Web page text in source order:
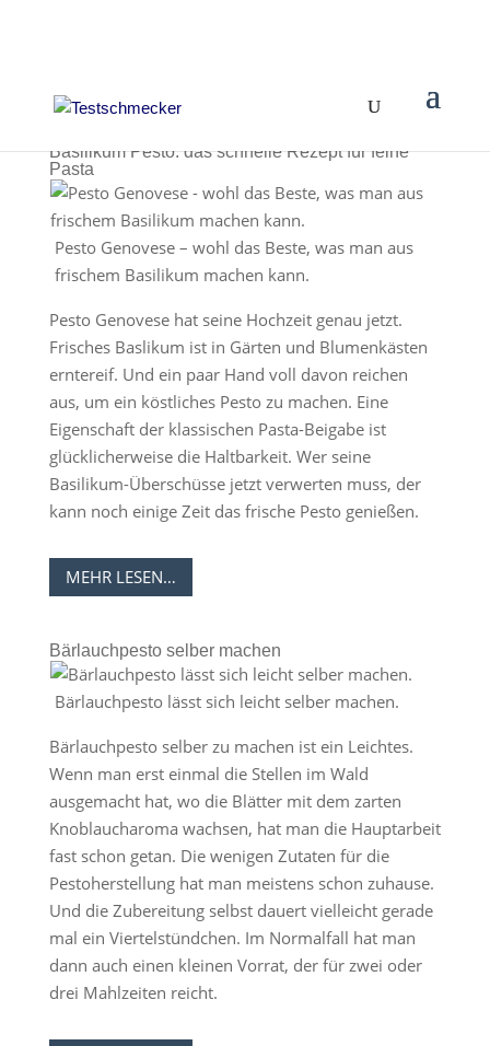
Basilikum Pesto: das schnelle Rezept für feine
Pasta
Pesto Genovese – wohl das Beste, was man aus
frischem Basilikum machen kann.
Pesto Genovese hat seine Hochzeit genau jetzt.
Frisches Baslikum ist in Gärten und Blumenkästen
erntereif. Und ein paar Hand voll davon reichen
aus, um ein köstliches Pesto zu machen. Eine
Eigenschaft der klassischen Pasta-Beigabe ist
glücklicherweise die Haltbarkeit. Wer seine
Basilikum-Überschüsse jetzt verwerten muss, der
kann noch einige Zeit das frische Pesto genießen.
MEHR LESEN…
Bärlauchpesto selber machen
Bärlauchpesto lässt sich leicht selber machen.
Bärlauchpesto selber zu machen ist ein Leichtes.
Wenn man erst einmal die Stellen im Wald
ausgemacht hat, wo die Blätter mit dem zarten
Knoblaucharoma wachsen, hat man die Hauptarbeit
fast schon getan. Die wenigen Zutaten für die
Pestoherstellung hat man meistens schon zuhause.
Und die Zubereitung selbst dauert vielleicht gerade
mal ein Viertelstündchen. Im Normalfall hat man
dann auch einen kleinen Vorrat, der für zwei oder
drei Mahlzeiten reicht.